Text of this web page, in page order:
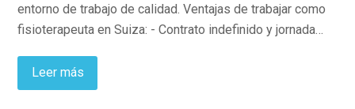
entorno de trabajo de calidad. Ventajas de trabajar como
fisioterapeuta en Suiza: - Contrato indefinido y jornada…
Leer más